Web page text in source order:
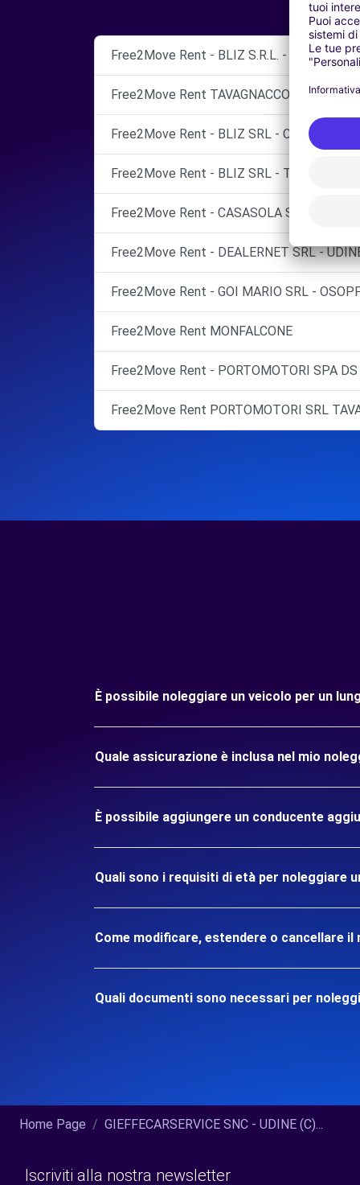
Free2Move Rent - BLIZ S.R.L. -
Free2Move Rent TAVAGNACCO (UD) BLIZ
Free2Move Rent - BLIZ SRL - CASTIONS
Free2Move Rent - BLIZ SRL -
Free2Move Rent - CASASOLA SNC -
Free2Move Rent - DEALERNET SRL -
Free2Move Rent - GOI MARIO SRL -
Free2Move Rent MONFALCONE
Free2Move Rent - PORTOMOTORI SPA DS
Free2Move Rent PORTOMOTORI SRL
È possibile noleggiare un veicolo per un
Quale assicurazione è inclusa nel mio
È possibile aggiungere un conducente
Quali sono i requisiti di età per noleggiare
Come modificare, estendere o cancellare il
Quali documenti sono necessari per
Home Page GIEFFECARSERVICE SNC - UDINE (C)...
Iscriviti alla nostra newsletter